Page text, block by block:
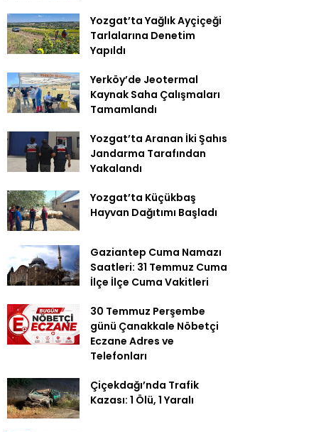
Yozgat’ta Yağlık Ayçiçeği
Tarlalarına Denetim
Yapıldı
Yerköy’de Jeotermal
Kaynak Saha Çalışmaları
Tamamlandı
Yozgat’ta Aranan İki Şahıs
Jandarma Tarafından
Yakalandı
Yozgat’ta Küçükbaş
Hayvan Dağıtımı Başladı
Gaziantep Cuma Namazı
Saatleri: 31 Temmuz Cuma
İlçe İlçe Cuma Vakitleri
30 Temmuz Perşembe
günü Çanakkale Nöbetçi
Eczane Adres ve
Telefonları
Çiçekdağı’nda Trafik
Kazası: 1 Ölü, 1 Yaralı